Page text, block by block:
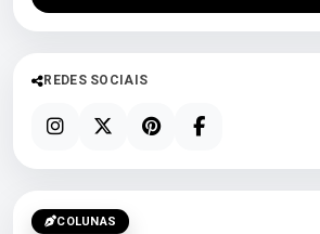
REDES SOCIAIS
COLUNAS